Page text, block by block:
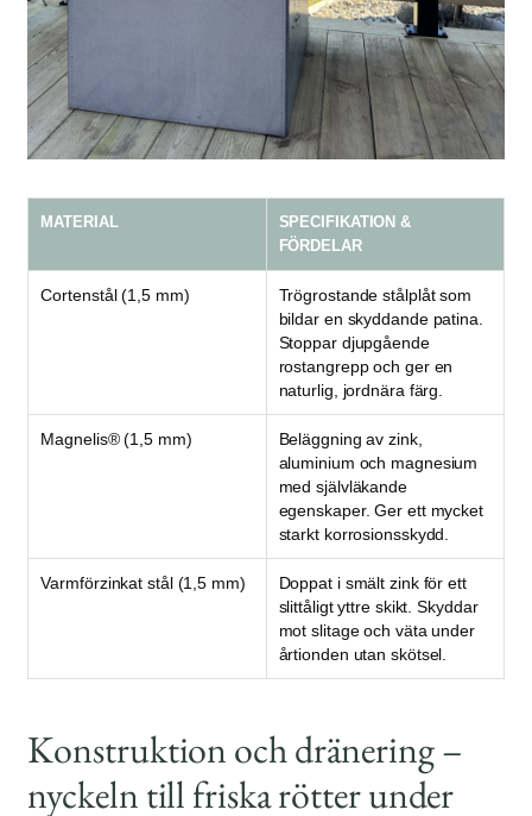
MATERIAL
SPECIFIKATION &
FÖRDELAR
Cortenstål (1,5 mm)
Trögrostande stålplåt som
bildar en skyddande patina.
Stoppar djupgående
rostangrepp och ger en
naturlig, jordnära färg.
Magnelis® (1,5 mm)
Beläggning av zink,
aluminium och magnesium
med självläkande
egenskaper. Ger ett mycket
starkt korrosionsskydd.
Varmförzinkat stål (1,5 mm)
Doppat i smält zink för ett
slittåligt yttre skikt. Skyddar
mot slitage och väta under
årtionden utan skötsel.
Konstruktion och dränering –
nyckeln till friska rötter under